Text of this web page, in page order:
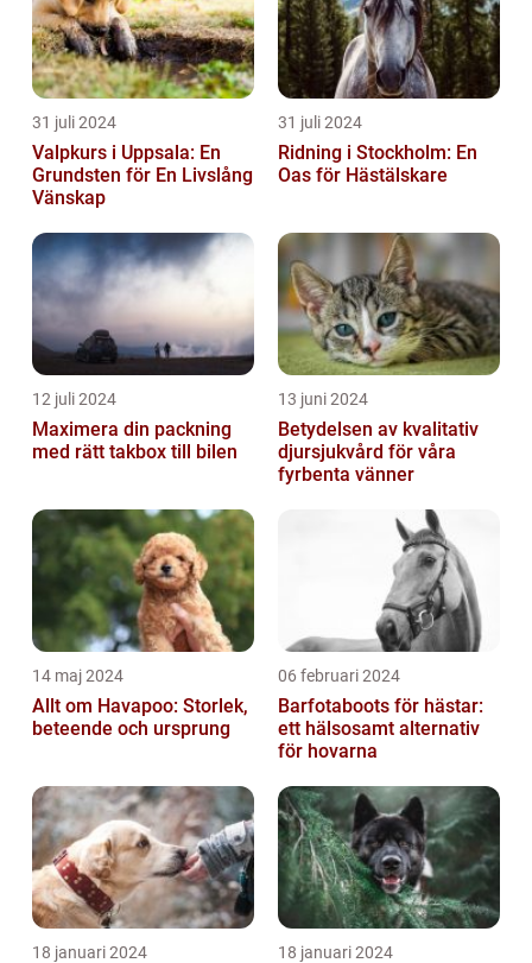
31 juli 2024
Valpkurs i Uppsala: En
Grundsten för En Livslång
Vänskap
31 juli 2024
Ridning i Stockholm: En
Oas för Hästälskare
12 juli 2024
Maximera din packning
med rätt takbox till bilen
13 juni 2024
Betydelsen av kvalitativ
djursjukvård för våra
fyrbenta vänner
14 maj 2024
Allt om Havapoo: Storlek,
beteende och ursprung
06 februari 2024
Barfotaboots för hästar:
ett hälsosamt alternativ
för hovarna
18 januari 2024 18 januari 2024